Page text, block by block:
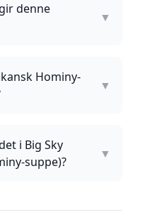
denne
▼
Hominy-
▼
i Big Sky
suppe)?
▼